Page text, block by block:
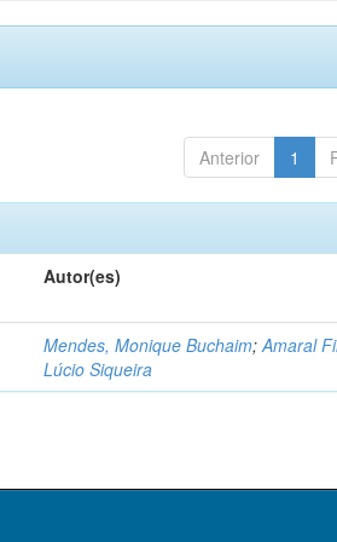
Anterior 1
Autor(es)
Mendes, Monique Buchaim;Amaral
Lúcio Siqueira